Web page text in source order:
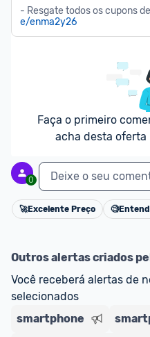
vendedores que
pelo Shopee.
preços devem estar na
dos últimos 3 meses,
- Resgate todos os cupons
e/enma2y26
Faça o primeiro
acha desta oferta
0 Deixe o seu
🚀Excelente Preço 🧐
Outros alertas criados
Você receberá alertas de
selecionados
smartphone